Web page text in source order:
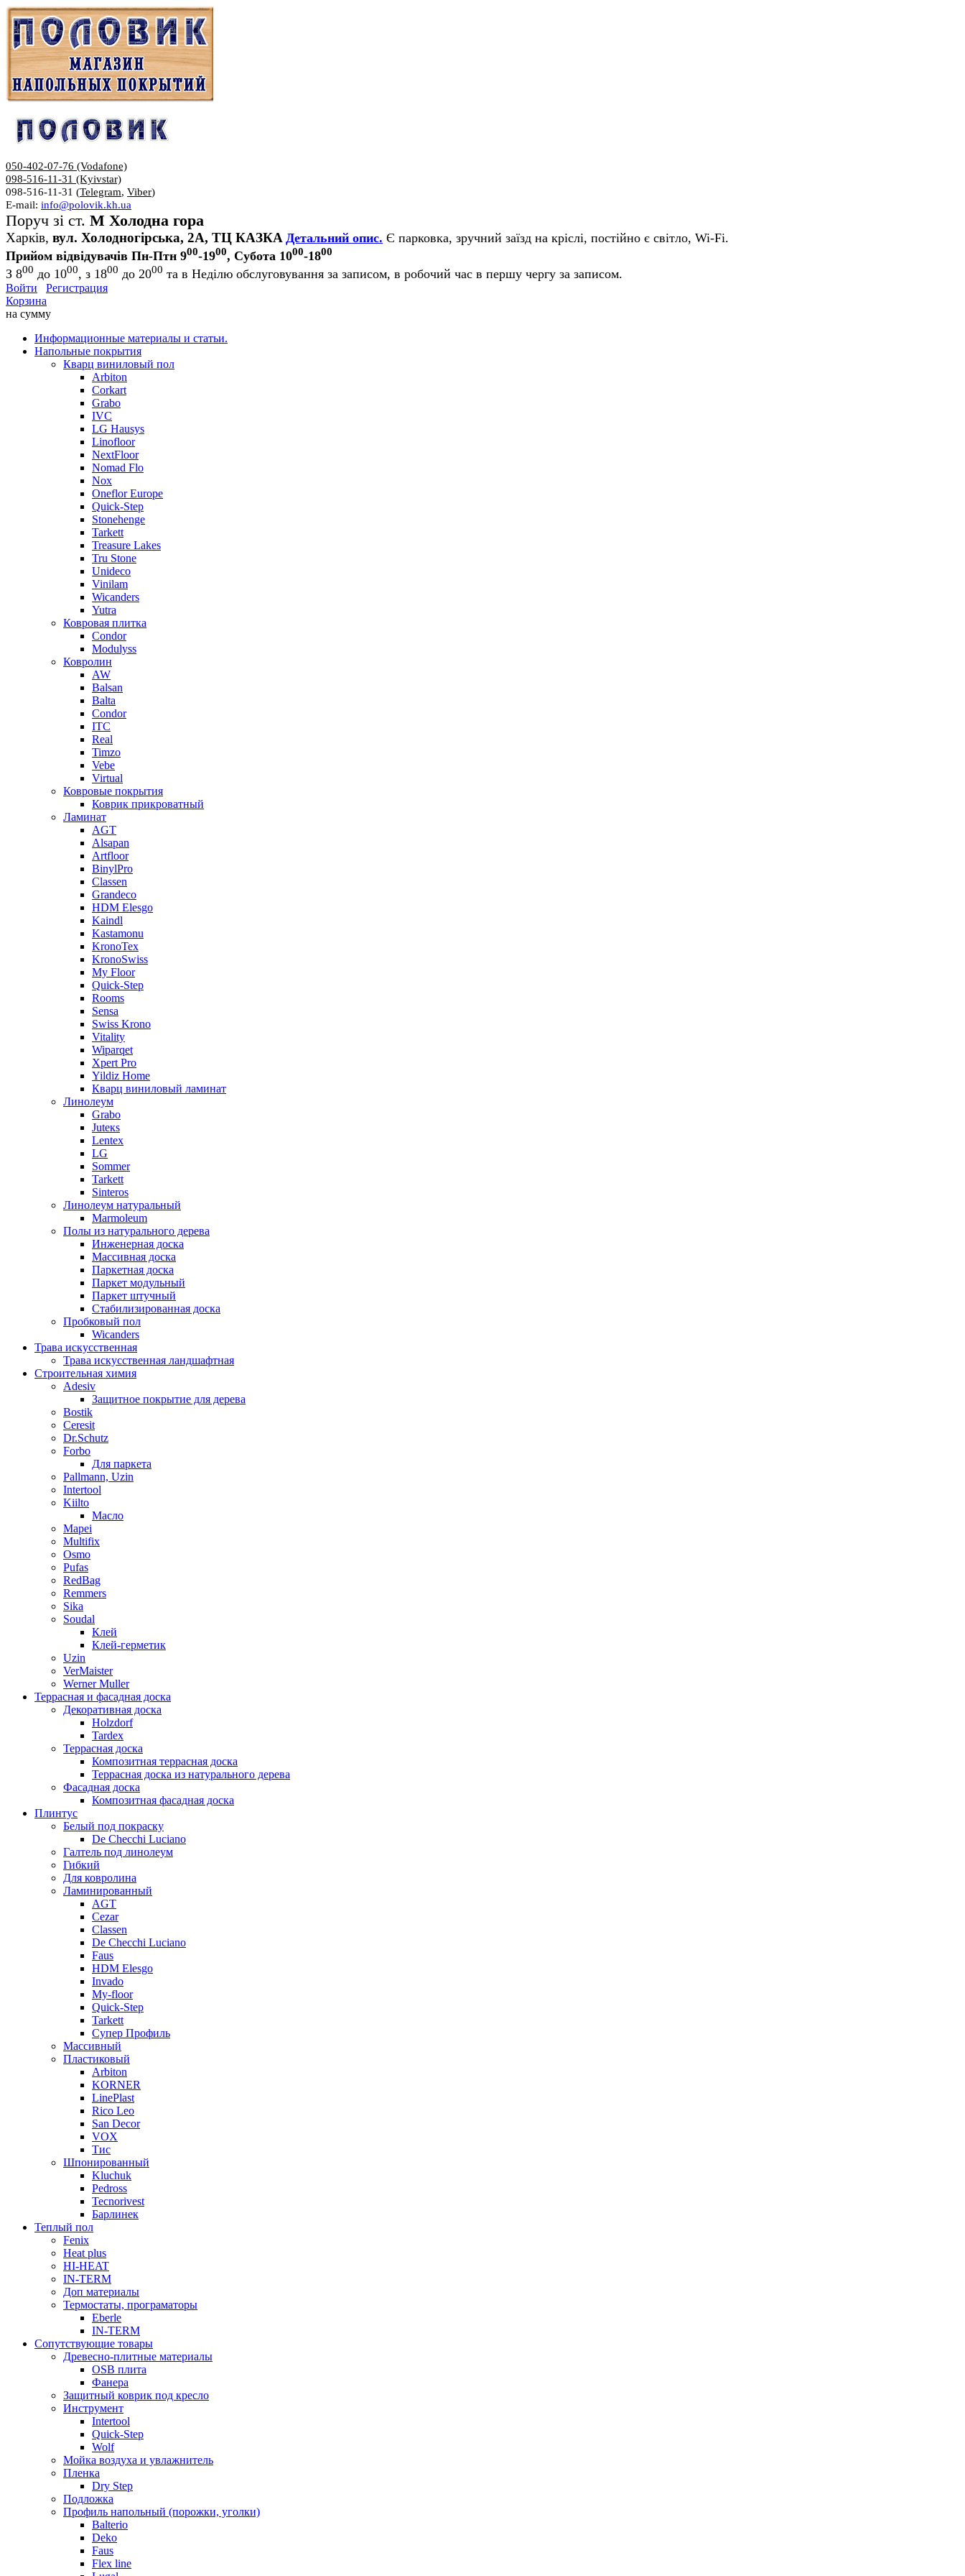
050-402-07-76 (Vodafone)
098-516-11-31 (Kyivstar)
098-516-11-31 (Telegram, Viber)
E-mail: info@polovik.kh.ua
Поруч зі ст. М Холодна гора
Харків, вул. Холодногірська, 2А, ТЦ КАЗКА Детальний опис. Є парковка, зручний заїзд на кріслі, постійно є світло, Wi-Fi.
Прийом відвідувачів Пн-Птн 900-1900, Субота 1000-1800
З 800 до 1000, з 1800 до 2000 та в Неділю обслуговування за записом, в робочий час в першу чергу за записом.
Войти
Регистрация
Корзина
на сумму
Информационные материалы и статьи.
Напольные покрытия
Кварц виниловый пол
Arbiton
Corkart
Grabo
IVC
LG Hausys
Linofloor
NextFloor
Nomad Flo
Nox
Oneflor Europe
Quick-Step
Stonehenge
Tarkett
Treasure Lakes
Tru Stone
Unideco
Vinilam
Wicanders
Yutra
Ковровая плитка
Condor
Modulyss
Ковролин
AW
Balsan
Balta
Condor
ITC
Real
Timzo
Vebe
Virtual
Ковровые покрытия
Коврик прикроватный
Ламинат
AGT
Alsapan
Artfloor
BinylPro
Classen
Grandeco
HDM Elesgo
Kaindl
Kastamonu
KronoTex
KronoSwiss
My Floor
Quick-Step
Rooms
Sensa
Swiss Krono
Vitality
Wiparqet
Xpert Pro
Yildiz Home
Кварц виниловый ламинат
Линолеум
Grabo
Juteкs
Lentex
LG
Sommer
Tarkett
Sinteros
Линолеум натуральный
Marmoleum
Полы из натурального дерева
Инженерная доска
Массивная доска
Паркетная доска
Паркет модульный
Паркет штучный
Стабилизированная доска
Пробковый пол
Wicanders
Трава искусственная
Трава искусственная ландшафтная
Строительная химия
Adesiv
Защитное покрытие для дерева
Bostik
Ceresit
Dr.Schutz
Forbo
Для паркета
Pallmann, Uzin
Intertool
Kiilto
Масло
Mapei
Multifix
Osmo
Pufas
RedBag
Remmers
Sika
Soudal
Клей
Клей-герметик
Uzin
VerMaister
Werner Muller
Террасная и фасадная доска
Декоративная доска
Holzdorf
Tardex
Террасная доска
Композитная террасная доска
Террасная доска из натурального дерева
Фасадная доска
Композитная фасадная доска
Плинтус
Белый под покраску
De Checchi Luciano
Галтель под линолеум
Гибкий
Для ковролина
Ламинированный
AGT
Cezar
Classen
De Checchi Luciano
Faus
HDM Elesgo
Invado
My-floor
Quick-Step
Tarkett
Супер Профиль
Массивный
Пластиковый
Arbiton
KORNER
LinePlast
Rico Leo
San Decor
VOX
Тис
Шпонированный
Kluchuk
Pedross
Tecnorivest
Барлинек
Теплый пол
Fenix
Heat plus
HI-HEAT
IN-TERM
Доп материалы
Термостаты, програматоры
Eberle
IN-TERM
Сопутствующие товары
Древесно-плитные материалы
OSB плита
Фанера
Защитный коврик под кресло
Инструмент
Intertool
Quick-Step
Wolf
Мойка воздуха и увлажнитель
Пленка
Dry Step
Подложка
Профиль напольный (порожки, уголки)
Balterio
Deko
Faus
Flex line